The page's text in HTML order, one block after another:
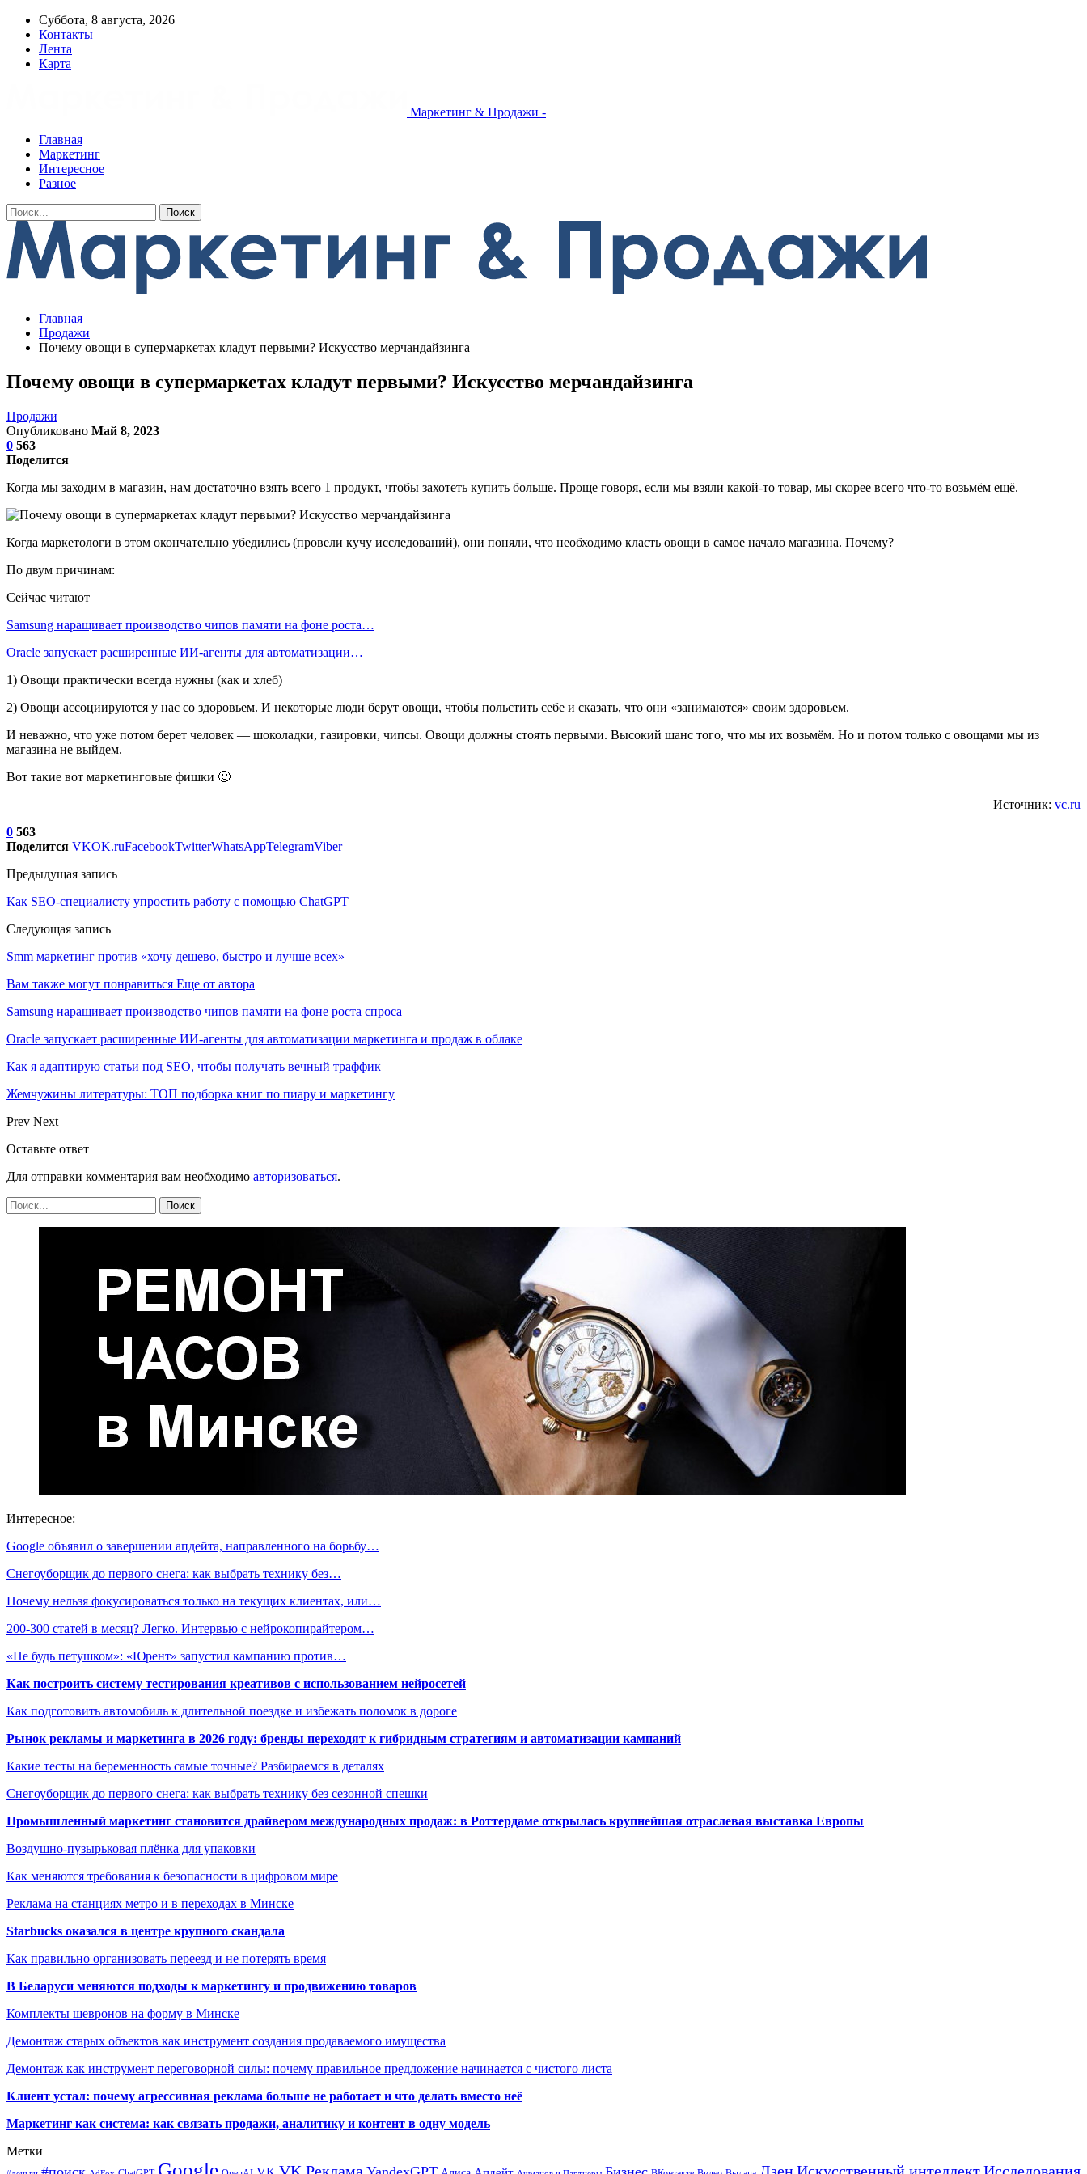
Суббота, 8 августа, 2026
Контакты
Лента
Карта
Маркетинг & Продажи -
Главная
Маркетинг
Интересное
Разное
Главная
Продажи
Почему овощи в супермаркетах кладут первыми? Искусство мерчандайзинга
Почему овощи в супермаркетах кладут первыми? Искусство мерчандайзинга
Продажи
Опубликовано Май 8, 2023
0 563
Поделится
Когда мы заходим в магазин, нам достаточно взять всего 1 продукт, чтобы захотеть купить больше. Проще говоря, если мы взяли какой-то товар, мы скорее всего что-то возьмём ещё.
Когда маркетологи в этом окончательно убедились (провели кучу исследований), они поняли, что необходимо класть овощи в самое начало магазина. Почему?
По двум причинам:
Сейчас читают
Samsung наращивает производство чипов памяти на фоне роста…
Oracle запускает расширенные ИИ‑агенты для автоматизации…
1) Овощи практически всегда нужны (как и хлеб)
2) Овощи ассоциируются у нас со здоровьем. И некоторые люди берут овощи, чтобы польстить себе и сказать, что они «занимаются» своим здоровьем.
И неважно, что уже потом берет человек — шоколадки, газировки, чипсы. Овощи должны стоять первыми. Высокий шанс того, что мы их возьмём. Но и потом только с овощами мы из
магазина не выйдем.
Вот такие вот маркетинговые фишки 🙂
Источник: vc.ru
0 563
Поделится VKOK.ruFacebookTwitterWhatsAppTelegramViber
Предыдущая запись
Как SEO-специалисту упростить работу с помощью ChatGPT
Следующая запись
Smm маркетинг против «хочу дешево, быстро и лучше всех»
Вам также могут понравиться Еще от автора
Samsung наращивает производство чипов памяти на фоне роста спроса
Oracle запускает расширенные ИИ‑агенты для автоматизации маркетинга и продаж в облаке
Как я адаптирую статьи под SEO, чтобы получать вечный траффик
Жемчужины литературы: ТОП подборка книг по пиару и маркетингу
Prev Next
Оставьте ответ
Для отправки комментария вам необходимо авторизоваться.
Интересное:
Google объявил о завершении апдейта, направленного на борьбу…
Снегоуборщик до первого снега: как выбрать технику без…
Почему нельзя фокусироваться только на текущих клиентах, или…
200-300 статей в месяц? Легко. Интервью с нейрокопирайтером…
«Не будь петушком»: «Юрент» запустил кампанию против…
Как построить систему тестирования креативов с использованием нейросетей
Как подготовить автомобиль к длительной поездке и избежать поломок в дороге
Рынок рекламы и маркетинга в 2026 году: бренды переходят к гибридным стратегиям и автоматизации кампаний
Какие тесты на беременность самые точные? Разбираемся в деталях
Снегоуборщик до первого снега: как выбрать технику без сезонной спешки
Промышленный маркетинг становится драйвером международных продаж: в Роттердаме открылась крупнейшая отраслевая выставка Европы
Воздушно-пузырьковая плёнка для упаковки
Как меняются требования к безопасности в цифровом мире
Реклама на станциях метро и в переходах в Минске
Starbucks оказался в центре крупного скандала
Как правильно организовать переезд и не потерять время
В Беларуси меняются подходы к маркетингу и продвижению товаров
Комплекты шевронов на форму в Минске
Демонтаж старых объектов как инструмент создания продаваемого имущества
Демонтаж как инструмент переговорной силы: почему правильное предложение начинается с чистого листа
Клиент устал: почему агрессивная реклама больше не работает и что делать вместо неё
Маркетинг как система: как связать продажи, аналитику и контент в одну модель
Метки
Google